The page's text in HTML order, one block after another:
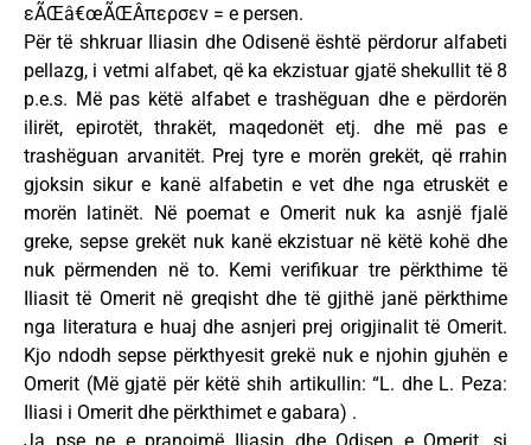
εÃŒâ€œÃŒÂπερσεν = e persen.
Për të shkruar Iliasin dhe Odisenë është përdorur alfabeti
pellazg, i vetmi alfabet, që ka ekzistuar gjatë shekullit të 8
p.e.s. Më pas këtë alfabet e trashëguan dhe e përdorën
ilirët, epirotët, thrakët, maqedonët etj. dhe më pas e
trashëguan arvanitët. Prej tyre e morën grekët, që rrahin
gjoksin sikur e kanë alfabetin e vet dhe nga etruskët e
morën latinët. Në poemat e Omerit nuk ka asnjë fjalë
greke, sepse grekët nuk kanë ekzistuar në këtë kohë dhe
nuk përmenden në to. Kemi verifikuar tre përkthime të
Iliasit të Omerit në greqisht dhe të gjithë janë përkthime
nga literatura e huaj dhe asnjeri prej origjinalit të Omerit.
Kjo ndodh sepse përkthyesit grekë nuk e njohin gjuhën e
Omerit (Më gjatë për këtë shih artikullin: “L. dhe L. Peza:
Iliasi i Omerit dhe përkthimet e gabara) .